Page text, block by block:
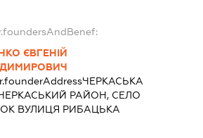
ЄВГЕНІЙ
ЧЕРКАСЬКА
РАЙОН, СЕЛО
ВУЛИЦЯ РИБАЦЬКА